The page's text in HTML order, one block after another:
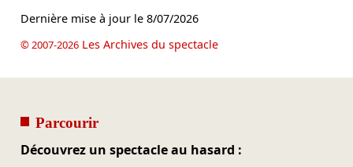
Dernière mise à jour le 8/07/2026
© 2007-2026Les Archives du spectacle
Parcourir
Découvrez un spectacle au hasard :